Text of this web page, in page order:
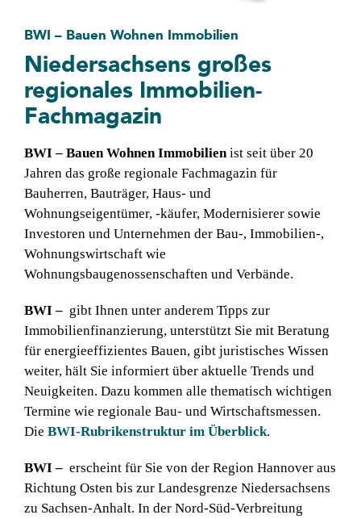
BWI – Bauen Wohnen Immobilien
Niedersachsens großes
regionales Immobilien-
Fachmagazin
BWI – Bauen Wohnen Immobilien ist seit über 20
Jahren das große regionale Fachmagazin für
Bauherren, Bauträger, Haus- und
Wohnungseigentümer, -käufer, Modernisierer sowie
Investoren und Unternehmen der Bau-, Immobilien-,
Wohnungswirtschaft wie
Wohnungsbaugenossenschaften und Verbände.
BWI – gibt Ihnen unter anderem Tipps zur
Immobilienfinanzierung, unterstützt Sie mit Beratung
für energieeffizientes Bauen, gibt juristisches Wissen
weiter, hält Sie informiert über aktuelle Trends und
Neuigkeiten. Dazu kommen alle thematisch wichtigen
Termine wie regionale Bau- und Wirtschaftsmessen.
Die BWI-Rubrikenstruktur im Überblick.
BWI – erscheint für Sie von der Region Hannover aus
Richtung Osten bis zur Landesgrenze Niedersachsens
zu Sachsen-Anhalt. In der Nord-Süd-Verbreitung